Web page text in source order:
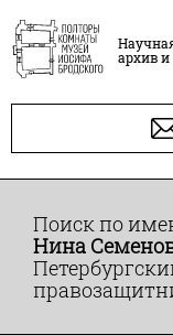
архив
Поиск по
Нина